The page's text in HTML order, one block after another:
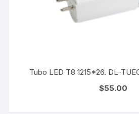
Tubo LED T8 1215*26. DL-
$55.00